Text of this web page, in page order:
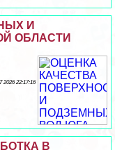
И
ОБЛАСТИ
2026 22:17:16
В